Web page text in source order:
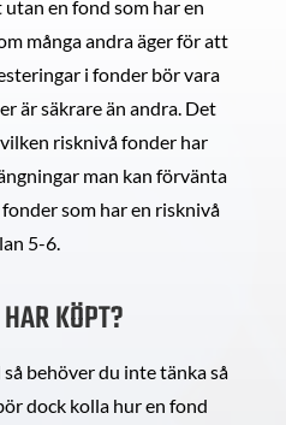
en fond som har en
många andra äger för att
i fonder bör vara
är säkrare än andra. Det
risknivå fonder har
man kan förvänta
som har en risknivå
5-6.
KÖPT?
behöver du inte tänka så
dock kolla hur en fond